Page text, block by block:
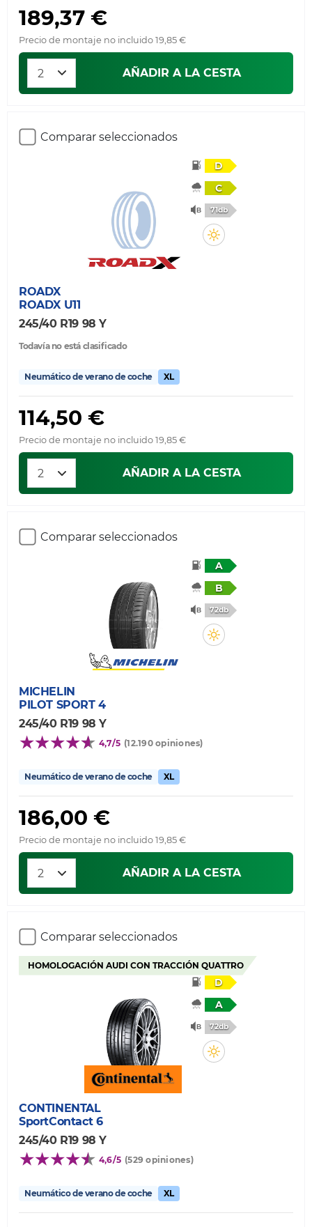
189,37 €
Precio de montaje no incluido 19,85 €
AÑADIR A LA CESTA
Comparar seleccionados
D
C
71db
ROADX
ROADX U11
245/40 R19 98 Y
Todavía no está clasificado
Neumático de verano de coche XL
114,50 €
Precio de montaje no incluido 19,85 €
AÑADIR A LA CESTA
Comparar seleccionados
A
B
72db
MICHELIN
PILOT SPORT 4
245/40 R19 98 Y
4,7/5 (12.190 opiniones)
Neumático de verano de coche XL
186,00 €
Precio de montaje no incluido 19,85 €
AÑADIR A LA CESTA
Comparar seleccionados
HOMOLOGACIÓN AUDI CON TRACCIÓN QUATTRO
D
A
72db
CONTINENTAL
SportContact 6
245/40 R19 98 Y
4,6/5 (529 opiniones)
Neumático de verano de coche XL